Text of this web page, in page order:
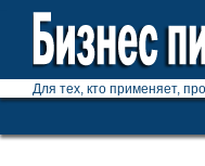
Для тех, кто применяет,